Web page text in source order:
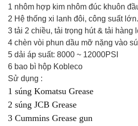
1 nhôm hợp kim nhôm đúc khuôn
2 Hệ thống xi lanh đôi, công suất lớn.
3 tải 2 chiều, tải trọng hút & tải hàng
4 chèn vòi phun dầu mỡ nặng vào
5 dải áp suất: 8000 ~ 12000PSI
6 bao bì hộp Kobleco
Sử dụng :
1 súng Komatsu Grease
2 súng JCB Grease
3 Cummins Grease gun